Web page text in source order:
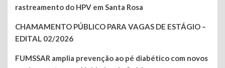
rastreamento do HPV em Santa Rosa
CHAMAMENTO PÚBLICO PARA VAGAS DE ESTÁGIO –
EDITAL 02/2026
FUMSSAR amplia prevenção ao pé diabético com novos